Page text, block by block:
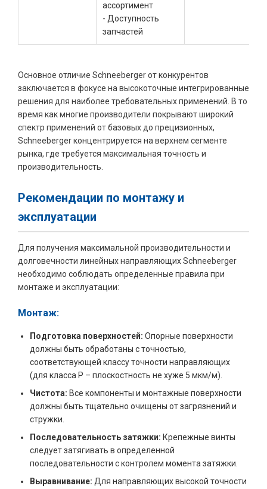
ассортимент
- Доступность
запчастей
Основное отличие Schneeberger от конкурентов
заключается в фокусе на высокоточные интегрированные
решения для наиболее требовательных применений. В то
время как многие производители покрывают широкий
спектр применений от базовых до прецизионных,
Schneeberger концентрируется на верхнем сегменте
рынка, где требуется максимальная точность и
производительность.
Рекомендации по монтажу и
эксплуатации
Для получения максимальной производительности и
долговечности линейных направляющих Schneeberger
необходимо соблюдать определенные правила при
монтаже и эксплуатации:
Монтаж:
Подготовка поверхностей: Опорные поверхности
должны быть обработаны с точностью,
соответствующей классу точности направляющих
(для класса P – плоскостность не хуже 5 мкм/м).
Чистота: Все компоненты и монтажные поверхности
должны быть тщательно очищены от загрязнений и
стружки.
Последовательность затяжки: Крепежные винты
следует затягивать в определенной
последовательности с контролем момента затяжки.
Выравнивание: Для направляющих высокой точности